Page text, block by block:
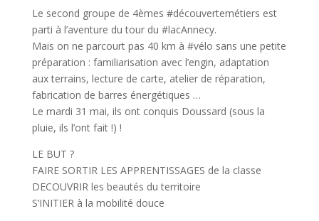
Le second groupe de 4èmes #découvertemétiers est
parti à l’aventure du tour du #lacAnnecy.
Mais on ne parcourt pas 40 km à #vélo sans une petite
préparation : familiarisation avec l’engin, adaptation
aux terrains, lecture de carte, atelier de réparation,
fabrication de barres énergétiques …
Le mardi 31 mai, ils ont conquis Doussard (sous la
pluie, ils l’ont fait !) !
LE BUT ?
FAIRE SORTIR LES APPRENTISSAGES de la classe
DECOUVRIR les beautés du territoire
S’INITIER à la mobilité douce